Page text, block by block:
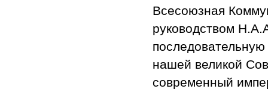
Всесоюзная
руководством
нашей великой
современный